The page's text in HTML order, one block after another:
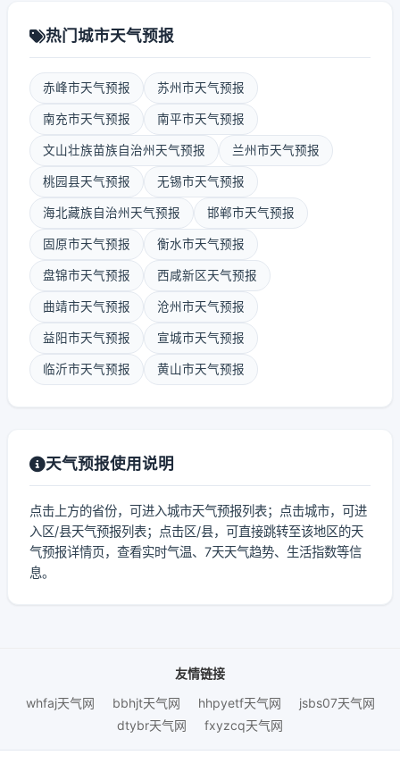
热门城市天气预报
赤峰市天气预报 苏州市天气预报
南充市天气预报 南平市天气预报
文山壮族苗族自治州天气预报 兰州市天气预报
桃园县天气预报 无锡市天气预报
海北藏族自治州天气预报 邯郸市天气预报
固原市天气预报 衡水市天气预报
盘锦市天气预报 西咸新区天气预报
曲靖市天气预报 沧州市天气预报
益阳市天气预报 宣城市天气预报
临沂市天气预报 黄山市天气预报
天气预报使用说明
点击上方的省份，可进入城市天气预报列表；点击城市，可进
入区/县天气预报列表；点击区/县，可直接跳转至该地区的天
气预报详情页，查看实时气温、7天天气趋势、生活指数等信
息。
友情链接
whfaj天气网
bbhjt天气网 hhpyetf天气网
jsbs07天气网
dtybr天气网
fxyzcq天气网